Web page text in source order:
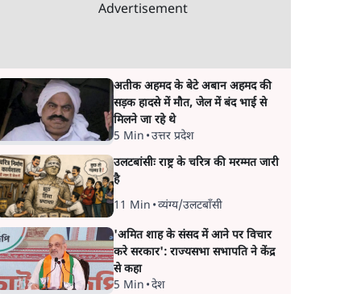
Advertisement
अतीक अहमद के बेटे अबान अहमद की
सड़क हादसे में मौत, जेल में बंद भाई से
मिलने जा रहे थे
5 Min •उत्तर प्रदेश
उलटबांसीः राष्ट्र के चरित्र की मरम्मत जारी
है
11 Min •व्यंग्य/उलटबाँसी
'अमित शाह के संसद में आने पर विचार
करे सरकार': राज्यसभा सभापति ने केंद्र
से कहा
5 Min •देश